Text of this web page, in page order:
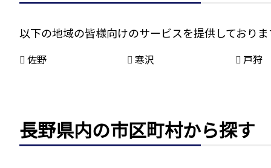
以下の地域の皆様向けのサービスを提供しておりま
佐野 寒沢 戸狩
長野県内の市区町村から探す